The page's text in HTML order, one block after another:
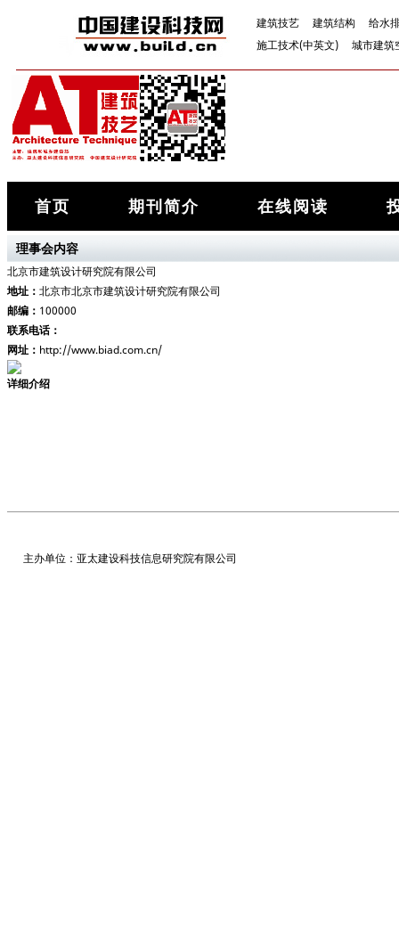
建筑技艺 建筑结构
给水
施工技术(中英文)
城市建筑
首页 期刊简介 在线阅读
理事会内容
北京市建筑设计研究院有限公司
地址： 北京市北京市建筑设计研究院有限公司
邮编： 100000
联系电话：
网址： http://www.biad.com.cn/
详细介绍
主办单位：亚太建设科技信息研究院有限公司